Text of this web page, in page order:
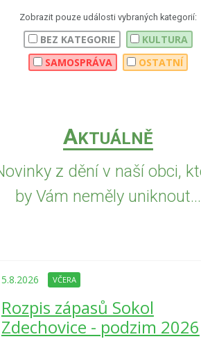
Zobrazit pouze události vybraných kategorií:
BEZ KATEGORIE
KULTURA
SAMOSPRÁVA
OSTATNÍ
AKTUÁLNĚ
z dění v naší obci,
by Vám neměly uniknout...
5.8.2026 VČERA
Rozpis zápasů Sokol
Zdechovice - podzim 2026